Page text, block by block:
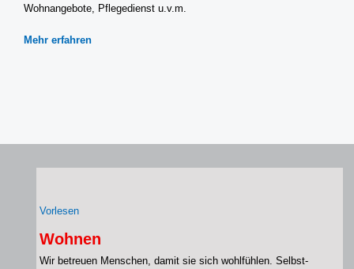
Wohn­an­ge­bo­te, Pfle­ge­dienst u.v.m.
Mehr erfah­ren
Vor­le­sen
Wohnen
Wir betreu­en Men­schen, damit sie sich wohl­füh­len. Selbst­